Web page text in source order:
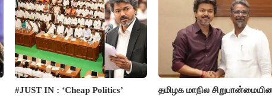
#JUST IN : ‘Cheap Politics’
தமிழக மாநில